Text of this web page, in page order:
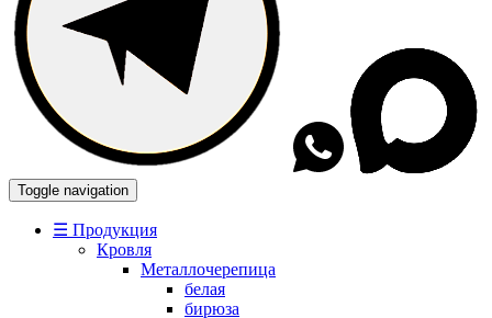
Toggle navigation
☰ Продукция
Кровля
Металлочерепица
белая
бирюза